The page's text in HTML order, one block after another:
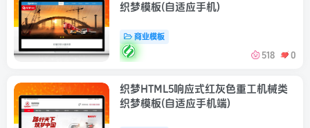
织梦模板(自适应手机)
商业模板
518 0
织梦HTML5响应式红灰色重工机械类
织梦模板(自适应手机端)